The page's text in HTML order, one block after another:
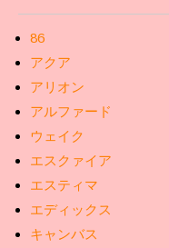
86
アクア
アリオン
アルファード
ウェイク
エスクァイア
エスティマ
エディックス
キャンバス